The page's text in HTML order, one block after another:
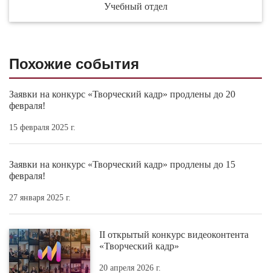
Учебный отдел
Похожие события
Заявки на конкурс «Творческий кадр» продлены до 20
февраля!
15 февраля 2025 г.
Заявки на конкурс «Творческий кадр» продлены до 15
февраля!
27 января 2025 г.
II открытый конкурс видеоконтента
«Творческий кадр»
20 апреля 2026 г.